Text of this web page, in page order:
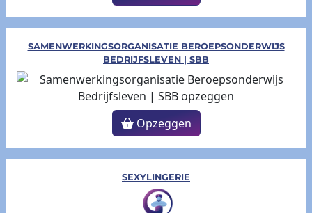
SAMENWERKINGSORGANISATIE BEROEPSONDERWIJS
BEDRIJFSLEVEN | SBB
Opzeggen
SEXYLINGERIE